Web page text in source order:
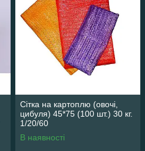
Сітка на картоплю (овочі,
цибуля) 45*75 (100 шт.) 30 кг.
1/20/60
В наявності